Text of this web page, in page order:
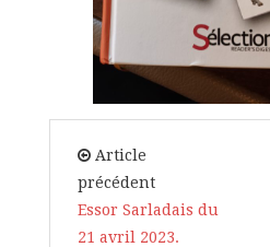
Article
précédent
Essor Sarladais du
21 avril 2023.